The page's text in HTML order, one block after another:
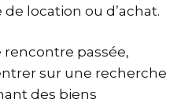
location ou d’achat.
rencontre passée,
sur une recherche
des biens